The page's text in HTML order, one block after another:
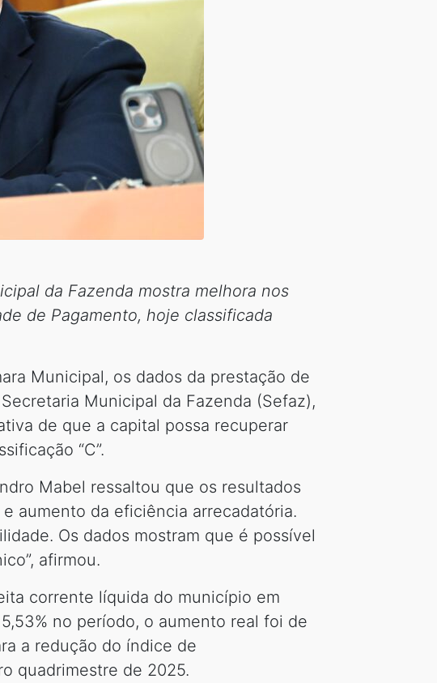
da Fazenda mostra melhora nos
de Pagamento, hoje classificada
Municipal, os dados da prestação de
Municipal da Fazenda (Sefaz),
de que a capital possa recuperar
“C”.
Mabel ressaltou que os resultados
aumento da eficiência arrecadatória.
Os dados mostram que é possível
afirmou.
corrente líquida do município em
no período, o aumento real foi de
a redução do índice de
quadrimestre de 2025.